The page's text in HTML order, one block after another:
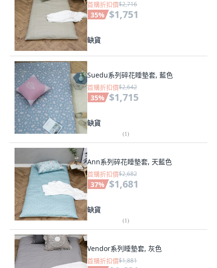
首購折扣價$2,716
35% $1,751
缺貨
Suedu系列碎花睡墊套, 藍色
首購折扣價$2,642
35% $1,715
缺貨
(1)
Ann系列碎花睡墊套, 天藍色
首購折扣價$2,682
37% $1,681
缺貨
(1)
Vendor系列睡墊套, 灰色
首購折扣價$1,881